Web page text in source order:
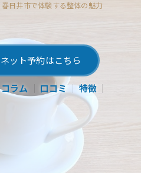
春日井市で体験する整体の魅力
ネット予約はこちら
コラム 口コミ 特徴
肩こり